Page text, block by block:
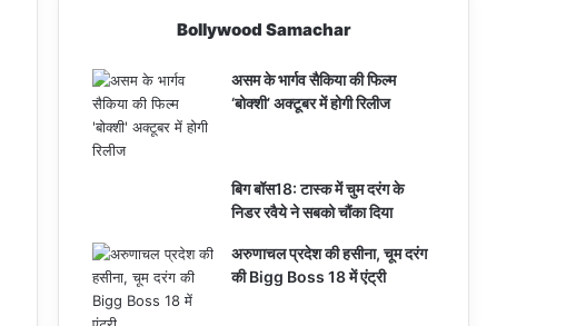
Bollywood Samachar
असम के भार्गव सैकिया की फिल्म
‘बोक्शी’ अक्टूबर में होगी रिलीज
बिग बॉस18: टास्क में चुम दरंग के
निडर रवैये ने सबको चौंका दिया
अरुणाचल प्रदेश की हसीना, चूम दरंग
की Bigg Boss 18 में एंट्री